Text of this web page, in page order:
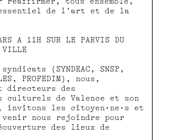
de l’art et de la
A 11H SUR LE PARVIS DU
VILLE
(SYNDEAC, SNSP,
PROFEDIM), nous,
des
culturels de Valence et son
invitons les citoyen•ne•s et
nous rejoindre pour
des lieux de